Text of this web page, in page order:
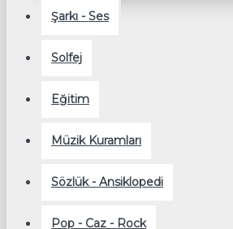
Şarkı - Ses
Solfej
Eğitim
Müzik Kuramları
Sözlük - Ansiklopedi
Pop - Caz - Rock